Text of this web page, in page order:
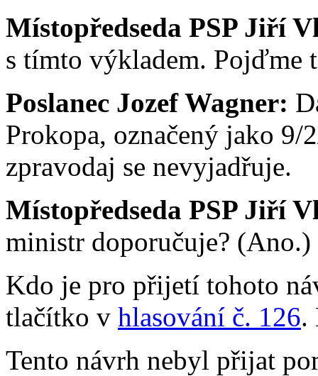
Místopředseda PSP Jiří
s tímto výkladem. Pojďme
Poslanec Jozef Wagner:
Prokopa, označený jako
zpravodaj se nevyjadřuje.
Místopředseda PSP Jiří
ministr doporučuje? (Ano.)
Kdo je pro přijetí tohoto
tlačítko v hlasování č. 126.
Tento návrh nebyl přijat